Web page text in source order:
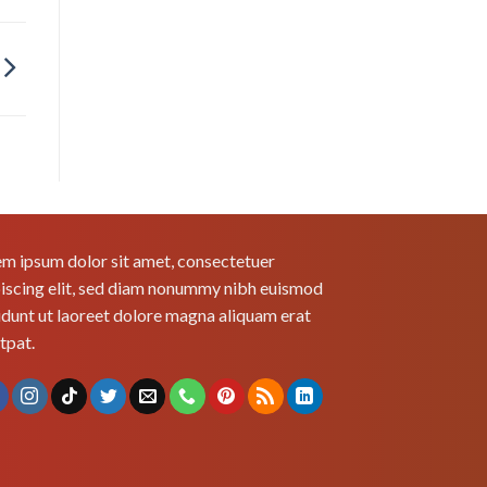
ipsum dolor sit amet, consectetuer
elit, sed diam nonummy nibh euismod
ut laoreet dolore magna aliquam erat